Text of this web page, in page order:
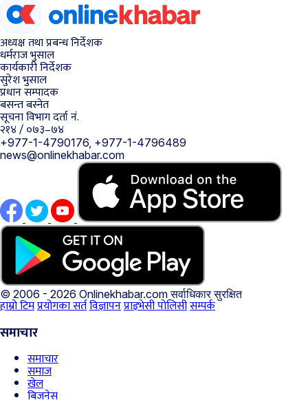
अध्यक्ष तथा प्रबन्ध निर्देशक
धर्मराज भुसाल
कार्यकारी निर्देशक
सुरेश भुसाल
प्रधान सम्पादक
बसन्त बस्नेत
सूचना विभाग दर्ता नं.
२१४ / ०७३–७४
+977-1-4790176, +977-1-4796489
news@onlinekhabar.com
© 2006 - 2026 Onlinekhabar.comसर्वाधिकार सुरक्षित
हाम्रो टिमप्रयोगका सर्तविज्ञापनप्राइभेसी पोलिसीसम्पर्क
समाचार
समाचार
समाज
खेल
बिजनेस